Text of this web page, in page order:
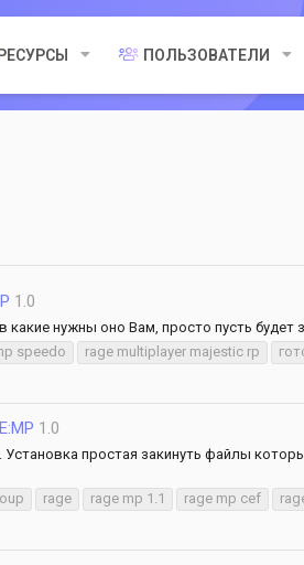
РЕСУРСЫ ПОЛЬЗОВАТЕЛИ
1.0
нужны оно Вам, просто пусть будет
speedo rage multiplayer majestic rp
1.0
простая закинуть файлы
rage rage mp 1.1 rage mp cef